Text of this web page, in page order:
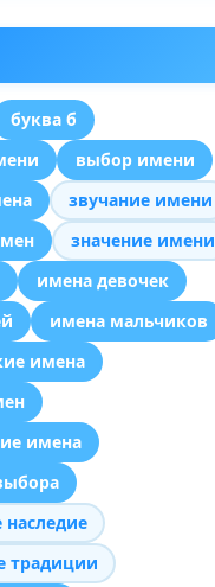
буква б
выбор имени
звучание имени
значение имени
имена девочек
имена мальчиков
имена
имена
наследие
традиции